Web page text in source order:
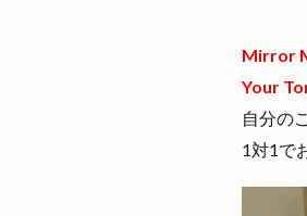
Mirror
Your
自分の
1対1で